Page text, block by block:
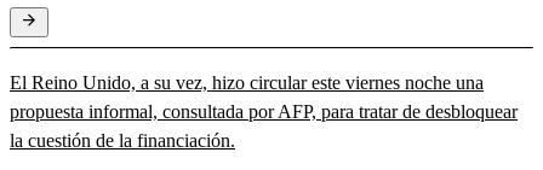
El Reino Unido, a su vez, hizo circular este viernes noche una
propuesta informal, consultada por AFP, para tratar de desbloquear
la cuestión de la financiación.